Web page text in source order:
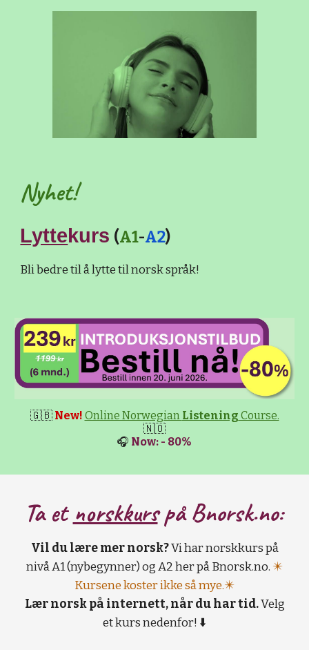
Nyhet!
Lyttekurs (A1-A2)
Bli bedre til å lytte til norsk språk!
🇬🇧 New! Online Norwegian Listening Course.
🇳🇴
🎧 Now: - 80%
Ta et norskkurspå Bnorsk.no:
Vil du lære mer norsk?Vi har norskkurs på
nivå A1 (nybegynner) og A2 her på Bnorsk.no. ✴️
Kursene koster ikke så mye.✴️
Lær norsk på internett, når du har tid.Velg
et kurs nedenfor! ⬇️